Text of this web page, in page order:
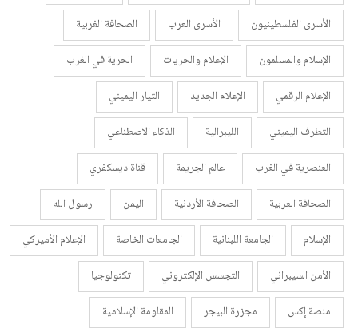
الأسرى الفلسطينيون الأسرى العرب
الصحافة الغربية
الإسلام والمسلمون
الإعلام والحريات
الحرية في الغرب
الإعلام الرقمي
الإعلام الجديد
التيار اليميني
التطرف اليميني
الليبرالية
الذكاء الاصطناعي
العنصرية في الغرب
عالم الجريمة
قناة ديسكفري
الصحافة العربية
الصحافة الأردنية اليمن
رسول الله
الإسلام
الجامعة اللبنانية الجامعات الخاصة
الإعلام الأميركي
الأمن السيبراني
التجسس الإلكتروني
تكنولوجيا
منصة إكس
مجزرة البيجر
المقاومة الإسلامية